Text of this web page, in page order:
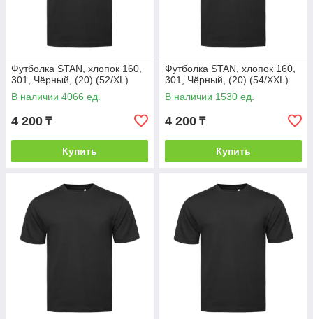
Футболка STAN, хлопок 160,
301, Чёрный, (20) (52/XL)
В наличии 4066 ед.
4 200 ₸
Купить
Футболка STAN, хлопок 160,
301, Чёрный, (20) (54/XXL)
В наличии 1530 ед.
4 200 ₸
Купить